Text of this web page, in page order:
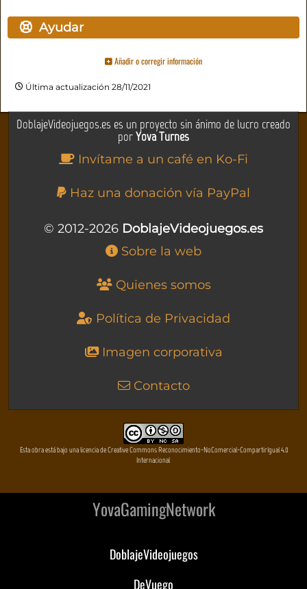
Ayudar
Añadir o corregir información
Última actualización 28/11/2021
DoblajeVideojuegos.es es un proyecto sin ánimo de lucro creado
porYova Turnes
Invítame a un café en Ko-Fi
Haz una donación vía PayPal
© 2012-2026 DoblajeVideojuegos.es
Sobre la web
Quienes somos
Política de Privacidad
Imagen corporativa
Contacto
Esta obra está bajo una licencia de Creative Commons Reconocimiento-NoComercial-CompartirIgual 4.0
Internacional
YovaGamingNetwork
DoblajeVideojuegos
DeVuego